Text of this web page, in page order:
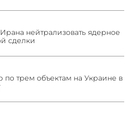
нейтрализовать ядерное
сделки
по трем объектам на Украине в